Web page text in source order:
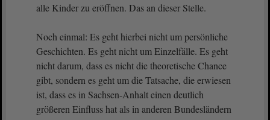
alle Kinder zu eröffnen. Das an dieser Stelle.
Noch einmal: Es geht hierbei nicht um persönliche
Geschichten. Es geht nicht um Einzelfälle. Es geht
nicht darum, dass es nicht die theoretische Chance
gibt, sondern es geht um die Tatsache, die erwiesen
ist, dass es in Sachsen-Anhalt einen deutlich
größeren Einfluss hat als in anderen Bundesländern